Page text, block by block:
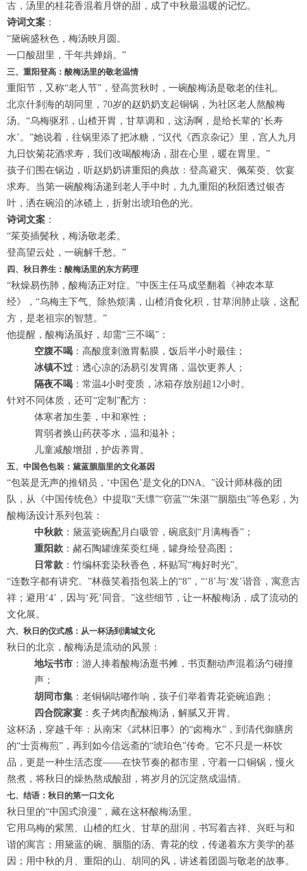
古，汤里的桂花香混着月饼的甜，成了中秋最温暖的记忆。
诗词文案 ：
“黛碗盛秋色，梅汤映月圆。
一口酸甜里，千年共婵娟。”
三、重阳登高：酸梅汤里的敬老温情
重阳节，又称“老人节”，登高赏秋时，一碗酸梅汤是敬老的佳礼。
北京什刹海的胡同里，70岁的赵奶奶支起铜锅，为社区老人熬酸梅
汤。“乌梅驱邪，山楂开胃，甘草调和，这汤啊，是给长辈的‘长寿
水’。”她说着，往锅里添了把冰糖，“汉代《西京杂记》里，宫人九月
九日饮菊花酒求寿，我们改喝酸梅汤，甜在心里，暖在胃里。”
孩子们围在锅边，听赵奶奶讲重阳的典故：登高避灾、佩茱萸、饮宴
求寿。当第一碗酸梅汤递到老人手中时，九九重阳的秋阳透过银杏
叶，洒在碗沿的冰碴上，折射出琥珀色的光。
诗词文案 ：
“茱萸插鬓秋，梅汤敬老柔。
登高望云处，一碗解千愁。”
四、秋日养生：酸梅汤里的东方药理
“秋燥易伤肺，酸梅汤正对症。”中医主任马成坚翻着《神农本草
经》，“乌梅主下气、除热烦满，山楂消食化积，甘草润肺止咳，这配
方，是老祖宗的智慧。”
他提醒，酸梅汤虽好，却需“三不喝”：
空腹不喝 ：高酸度刺激胃黏膜，饭后半小时最佳；
冰镇不过 ：透心凉的汤易引发胃痛，温饮更养人；
隔夜不喝 ：常温4小时变质，冰箱存放别超12小时。
针对不同体质，还可“定制”配方：
体寒者加生姜，中和寒性；
胃弱者换山药茯苓水，温和滋补；
儿童减酸增甜，护齿养胃。
五、中国色包装：黛蓝胭脂里的文化基因
“包装是无声的推销员，‘中国色’是文化的DNA。”设计师林薇的团
队，从《中国传统色》中提取“天缥”“窃蓝”“朱湛”“胭脂虫”等色彩，为
酸梅汤设计系列包装：
中秋款 ：黛蓝瓷碗配月白吸管，碗底刻“月满梅香”；
重阳款 ：赭石陶罐缠茱萸红绳，罐身绘登高图；
日常款 ：竹编杯套染秋香色，杯贴写“梅好时光”。
“连数字都有讲究。”林薇笑着指包装上的“8”，“‘8’与‘发’谐音，寓意吉
祥；避用‘4’，因与‘死’同音。”这些细节，让一杯酸梅汤，成了流动的
文化展。
六、秋日的仪式感：从一杯汤到满城文化
秋日的北京，酸梅汤是流动的风景：
地坛书市 ：游人捧着酸梅汤逛书摊，书页翻动声混着汤勺碰撞
声；
胡同市集 ：老铜锅咕嘟作响，孩子们举着青花瓷碗追跑；
四合院家宴 ：炙子烤肉配酸梅汤，解腻又开胃。
这杯汤，穿越千年：从南宋《武林旧事》的“卤梅水”，到清代御膳房
的“士贡梅煎”，再到如今信远斋的“琥珀色”传奇。它不只是一杯饮
品，更是一种生活态度——在快节奏的都市里，守着一口铜锅，慢火
熬煮，将秋日的燥热熬成酸甜，将岁月的沉淀熬成温情。
七、结语：秋日的第一口文化
秋日里的“中国式浪漫”，藏在这杯酸梅汤里。
它用乌梅的紫黑、山楂的红火、甘草的甜润，书写着吉祥、兴旺与和
谐的寓言；用黛蓝的碗、胭脂的汤、青花的纹，传递着东方美学的基
因；用中秋的月、重阳的山、胡同的风，讲述着团圆与敬老的故事。